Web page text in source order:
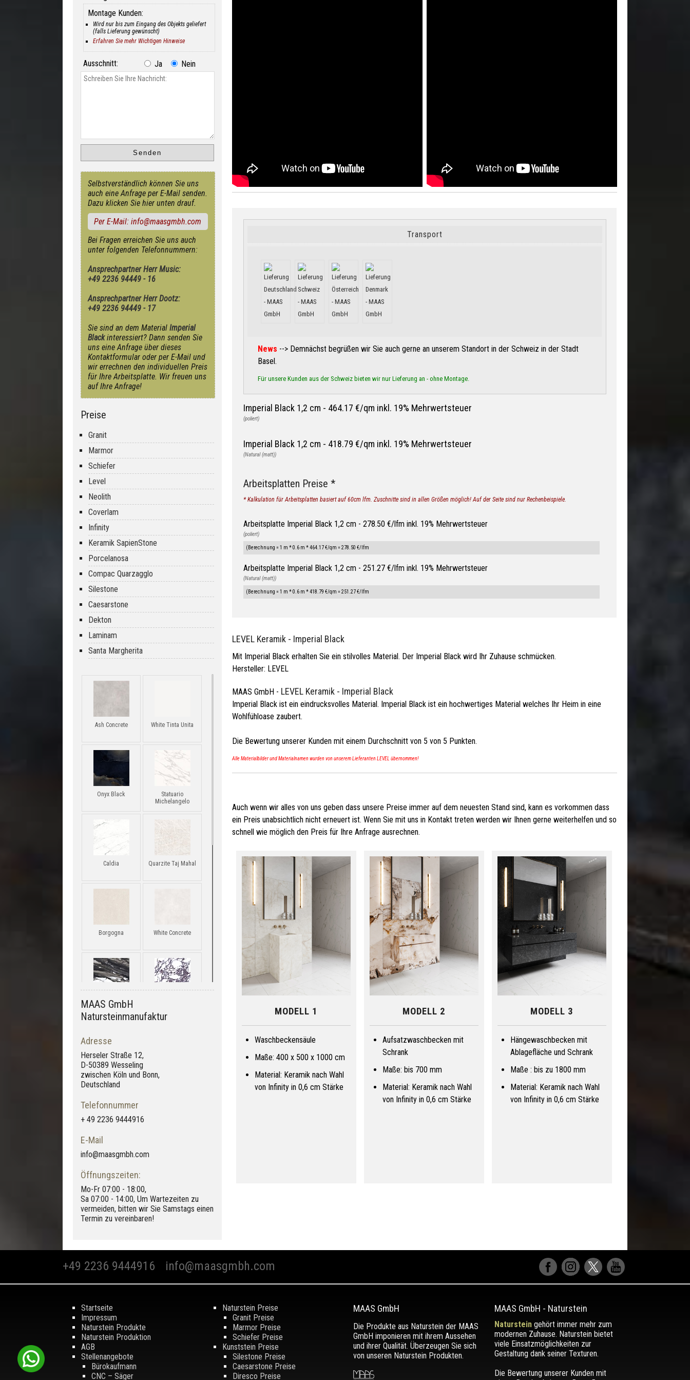
Transport
News --> Demnächst begrüßen wir Sie auch gerne an unserem Standort in der Schweiz in der Stadt
Basel.
Für unsere Kunden aus der Schweiz bieten wir nur Lieferung an - ohne Montage.
Imperial Black 1,2 cm - 464.17 €/qm inkl. 19% Mehrwertsteuer
(poliert)
Imperial Black 1,2 cm - 418.79 €/qm inkl. 19% Mehrwertsteuer
(Natural (matt))
Arbeitsplatten Preise *
* Kalkulation für Arbeitsplatten basiert auf 60cm lfm. Zuschnitte sind in allen Größen möglich! Auf der Seite sind nur Rechenbeispiele.
Arbeitsplatte Imperial Black 1,2 cm - 278.50 €/lfm inkl. 19% Mehrwertsteuer
(poliert)
(Berechnung = 1 m * 0.6 m * 464.17 €/qm = 278.50 €/lfm
Arbeitsplatte Imperial Black 1,2 cm - 251.27 €/lfm inkl. 19% Mehrwertsteuer
(Natural (matt))
(Berechnung = 1 m * 0.6 m * 418.79 €/qm = 251.27 €/lfm
LEVEL Keramik - Imperial Black
Mit Imperial Black erhalten Sie ein stilvolles Material. Der Imperial Black wird Ihr Zuhause schmücken.
Hersteller: LEVEL
MAAS GmbH - LEVEL Keramik - Imperial Black
Imperial Black ist ein eindrucksvolles Material. Imperial Black ist ein hochwertiges Material welches Ihr Heim in eine
Wohlfühloase zaubert.
Die Bewertung unserer Kunden mit einem Durchschnitt von 5 von 5 Punkten.
Alle Materialbilder und Materialnamen wurden von unserem Lieferanten LEVEL übernommen!
Auch wenn wir alles von uns geben dass unsere Preise immer auf dem neuesten Stand sind, kann es vorkommen dass
ein Preis unabsichtlich nicht erneuert ist. Wenn Sie mit uns in Kontakt treten werden wir Ihnen gerne weiterhelfen und so
schnell wie möglich den Preis für Ihre Anfrage ausrechnen.
MODELL 1
Waschbeckensäule
Maße: 400 x 500 x 1000 cm
Material: Keramik nach Wahl
von Infinity in 0,6 cm Stärke
MODELL 2
Aufsatzwaschbecken mit
Schrank
Maße: bis 700 mm
Material: Keramik nach Wahl
von Infinity in 0,6 cm Stärke
MODELL 3
Hängewaschbecken mit
Ablagefläche und Schrank
Maße : bis zu 1800 mm
Material: Keramik nach Wahl
von Infinity in 0,6 cm Stärke
Montage Kunden:
Wird nur bis zum Eingang des Objekts geliefert
(falls Lieferung gewünscht)
Erfahren Sie mehr Wichtigen Hinweise
Ausschnitt: Ja Nein
Selbstverständlich können Sie uns
auch eine Anfrage per E-Mail senden.
Dazu klicken Sie hier unten drauf.
Per E-Mail: info@maasgmbh.com
Bei Fragen erreichen Sie uns auch
unter folgenden Telefonnummern:
Ansprechpartner Herr Music:
+49 2236 94449 - 16
Ansprechpartner Herr Dootz:
+49 2236 94449 - 17
Sie sind an dem Material Imperial
Blackinteressiert? Dann senden Sie
uns eine Anfrage über dieses
Kontaktformular oder per E-Mail und
wir errechnen den individuellen Preis
für Ihre Arbeitsplatte. Wir freuen uns
auf Ihre Anfrage!
Preise
Granit
Marmor
Schiefer
Level
Neolith
Coverlam
Infinity
Keramik SapienStone
Porcelanosa
Compac Quarzagglo
Silestone
Caesarstone
Dekton
Laminam
Santa Margherita
Ash Concrete White Tinta Unita
Onyx Black
Statuario
Michelangelo
Caldia Quarzite Taj Mahal
Borgogna White Concrete
Calacatta Renoir
Basalto Level Cantera Grey
Moon Grey
Statuario Extra
MAAS GmbH
Natursteinmanufaktur
Adresse
Herseler Straße 12,
D-50389 Wesseling
zwischen Köln und Bonn,
Deutschland
Telefonnummer
+ 49 2236 9444916
E-Mail
info@maasgmbh.com
Öffnungszeiten:
Mo-Fr 07:00 - 18:00,
Sa 07:00 - 14:00, Um Wartezeiten zu
vermeiden, bitten wir Sie Samstags einen
Termin zu vereinbaren!
+49 2236 9444916 info@maasgmbh.com
Startseite
Impressum
Naturstein Produkte
Naturstein Produktion
AGB
Stellenangebote
Bürokaufmann
CNC – Säger
Naturstein Preise
Granit Preise
Marmor Preise
Schiefer Preise
Kunststein Preise
Silestone Preise
Caesarstone Preise
Diresco Preise
MAAS GmbH
Die Produkte aus Naturstein der MAAS
GmbH imponieren mit ihrem Aussehen
und ihrer Qualität. Überzeugen Sie sich
von unseren Naturstein Produkten.
MAAS GmbH - Naturstein
Natursteingehört immer mehr zum
modernen Zuhause. Naturstein bietet
viele Einsatzmöglichkeiten zur
Gestaltung dank seiner Texturen.
Die Bewertung unserer Kunden mit